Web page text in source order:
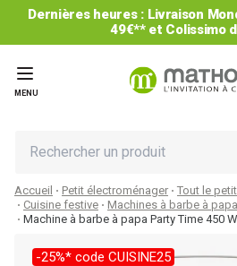
Dernières heures : Livraison
49€** et Colissimo
MENU
Accueil Petit électroménager
Tout le
Cuisine festive
Machines à barbe à papa
Machine à barbe à papa Party Time 450
-25%* code CUISINE25